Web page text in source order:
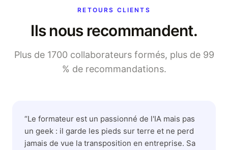
RETOURS CLIENTS
Ils nous recommandent.
Plus de 1700 collaborateurs formés, plus de 99
% de recommandations.
“Le formateur est un passionné de l'IA mais pas
un geek : il garde les pieds sur terre et ne perd
jamais de vue la transposition en entreprise. Sa